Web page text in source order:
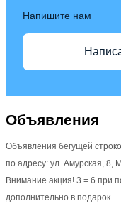
Напишите нам
Объявления
Объявления бегущей
по адресу: ул. Амурская,
Внимание акция! 3 = 6 при
дополнительно в подарок